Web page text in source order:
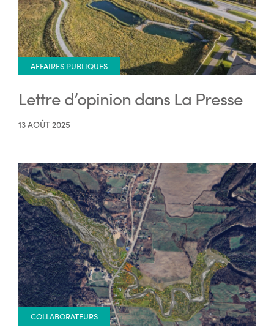
AFFAIRES PUBLIQUES
Lettre d’opinion dans La Presse
13 AOÛT 2025
COLLABORATEURS